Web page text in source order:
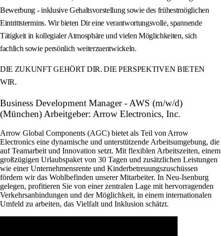
Bewerbung - inklusive Gehaltsvorstellung sowie des frühestmöglichen
Eintrittstermins. Wir bieten Dir eine verantwortungsvolle, spannende
Tätigkeit in kollegialer Atmosphäre und vielen Möglichkeiten, sich
fachlich sowie persönlich weiterzuentwickeln.
DIE ZUKUNFT GEHÖRT DIR. DIE PERSPEKTIVEN BIETEN
WIR.
Business Development Manager - AWS (m/w/d)
(München) Arbeitgeber: Arrow Electronics, Inc.
Arrow Global Components (AGC) bietet als Teil von Arrow
Electronics eine dynamische und unterstützende Arbeitsumgebung, die
auf Teamarbeit und Innovation setzt. Mit flexiblen Arbeitszeiten, einem
großzügigen Urlaubspaket von 30 Tagen und zusätzlichen Leistungen
wie einer Unternehmensrente und Kinderbetreuungszuschüssen
fördern wir das Wohlbefinden unserer Mitarbeiter. In Neu-Isenburg
gelegen, profitieren Sie von einer zentralen Lage mit hervorragenden
Verkehrsanbindungen und der Möglichkeit, in einem internationalen
Umfeld zu arbeiten, das Vielfalt und Inklusion schätzt.